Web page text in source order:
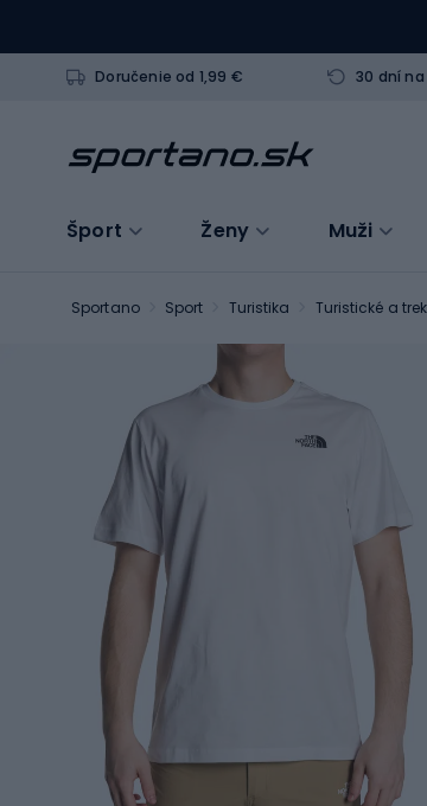
Doručenie od 1,99 € 30 dní
Šport Ženy Muži
Sportano Sport Turistika Turistické a